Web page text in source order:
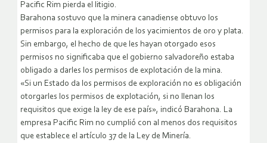
Pacific Rim pierda el litigio.
Barahona sostuvo que la minera canadiense obtuvo los
permisos para la exploración de los yacimientos de oro y plata.
Sin embargo, el hecho de que les hayan otorgado esos
permisos no significaba que el gobierno salvadoreño estaba
obligado a darles los permisos de explotación de la mina.
«Si un Estado da los permisos de exploración no es obligación
otorgarles los permisos de explotación, si no llenan los
requisitos que exige la ley de ese país», indicó Barahona. La
empresa Pacific Rim no cumplió con al menos dos requisitos
que establece el artículo 37 de la Ley de Minería.